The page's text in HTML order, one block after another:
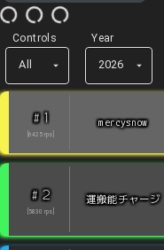
Controls
All
Year
2026
# 1
6425 rps
mercysnow
# 2
5830 rps
運搬能チャージ